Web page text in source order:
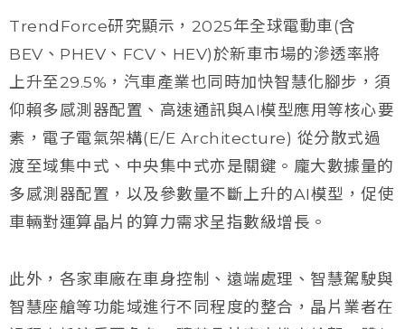
TrendForce研究顯示，2025年全球電動車(含
BEV、PHEV、FCV、HEV)於新車市場的滲透率將
上升至29.5%，汽車產業也同時加快智慧化腳步，須
仰賴多感測器配置、高速通訊與AI模型應用等核心要
素，電子電氣架構(E/E Architecture) 從分散式過
渡至域集中式、中央集中式亦是關鍵。龐大數據量的
多感測器配置，以及參數量不斷上升的AI模型，促使
車輛對運算晶片的算力需求呈指數級增長。
此外，各家車廠在車身控制、遠端處理、智慧駕駛與
智慧座艙等功能域進行不同程度的整合，晶片業者在